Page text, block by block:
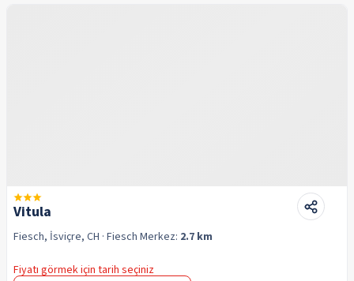
Vitula
Fiesch, İsviçre, CH · Fiesch Merkez: 2.7 km
Fiyatı görmek için tarih seçiniz